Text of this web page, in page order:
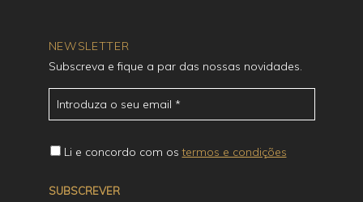
NEWSLETTER
Subscreva e fique a par das nossas novidades.
Li e concordo com ostermos e condições